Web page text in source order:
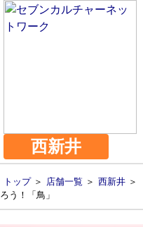
西新井
トップ＞ 店舗一覧 ＞ 西新井 ＞
ろう！「鳥」